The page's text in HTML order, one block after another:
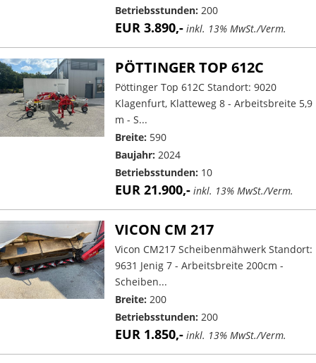
Betriebsstunden: 200
EUR 3.890,- inkl. 13% MwSt./Verm.
PÖTTINGER TOP 612C
Pöttinger Top 612C Standort: 9020
Klagenfurt, Klatteweg 8 - Arbeitsbreite 5,9
m - S...
Breite: 590
Baujahr: 2024
Betriebsstunden: 10
EUR 21.900,- inkl. 13% MwSt./Verm.
VICON CM 217
Vicon CM217 Scheibenmähwerk Standort:
9631 Jenig 7 - Arbeitsbreite 200cm -
Scheiben...
Breite: 200
Betriebsstunden: 200
EUR 1.850,- inkl. 13% MwSt./Verm.